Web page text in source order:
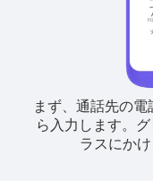
まず、通話先の
ら入力します。
ラスにかけ